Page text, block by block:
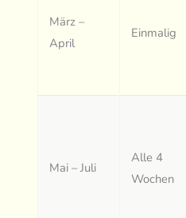
März –
April
Einmalig
Mai – Juli
Alle 4
Wochen